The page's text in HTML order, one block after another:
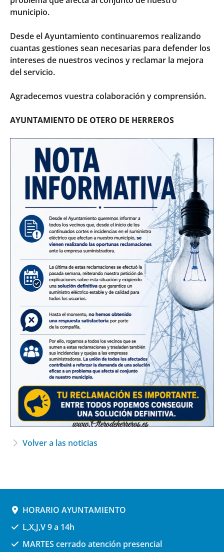
municipio.
Desde el Ayuntamiento continuaremos realizando
cuantas gestiones sean necesarias para defender los
intereses de nuestros vecinos y reclamar la mejora
del servicio.
Agradecemos vuestra colaboración y comprensión.
AYUNTAMIENTO DE OTERO DE HERREROS
Volver a las noticias
HORARIO AYUNTAMIENTO
L,X,J,V 9 a 14h
MARTES cerrado atención presencial